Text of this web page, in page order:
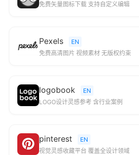
免费矢量图标下载 支持自定义编辑
Pexels
EN
免费高清图片 视频素材 无版权约束
logobook
EN
LOGO设计灵感参考 含行业案例
pinterest
EN
视觉灵感收藏平台 覆盖全设计领域